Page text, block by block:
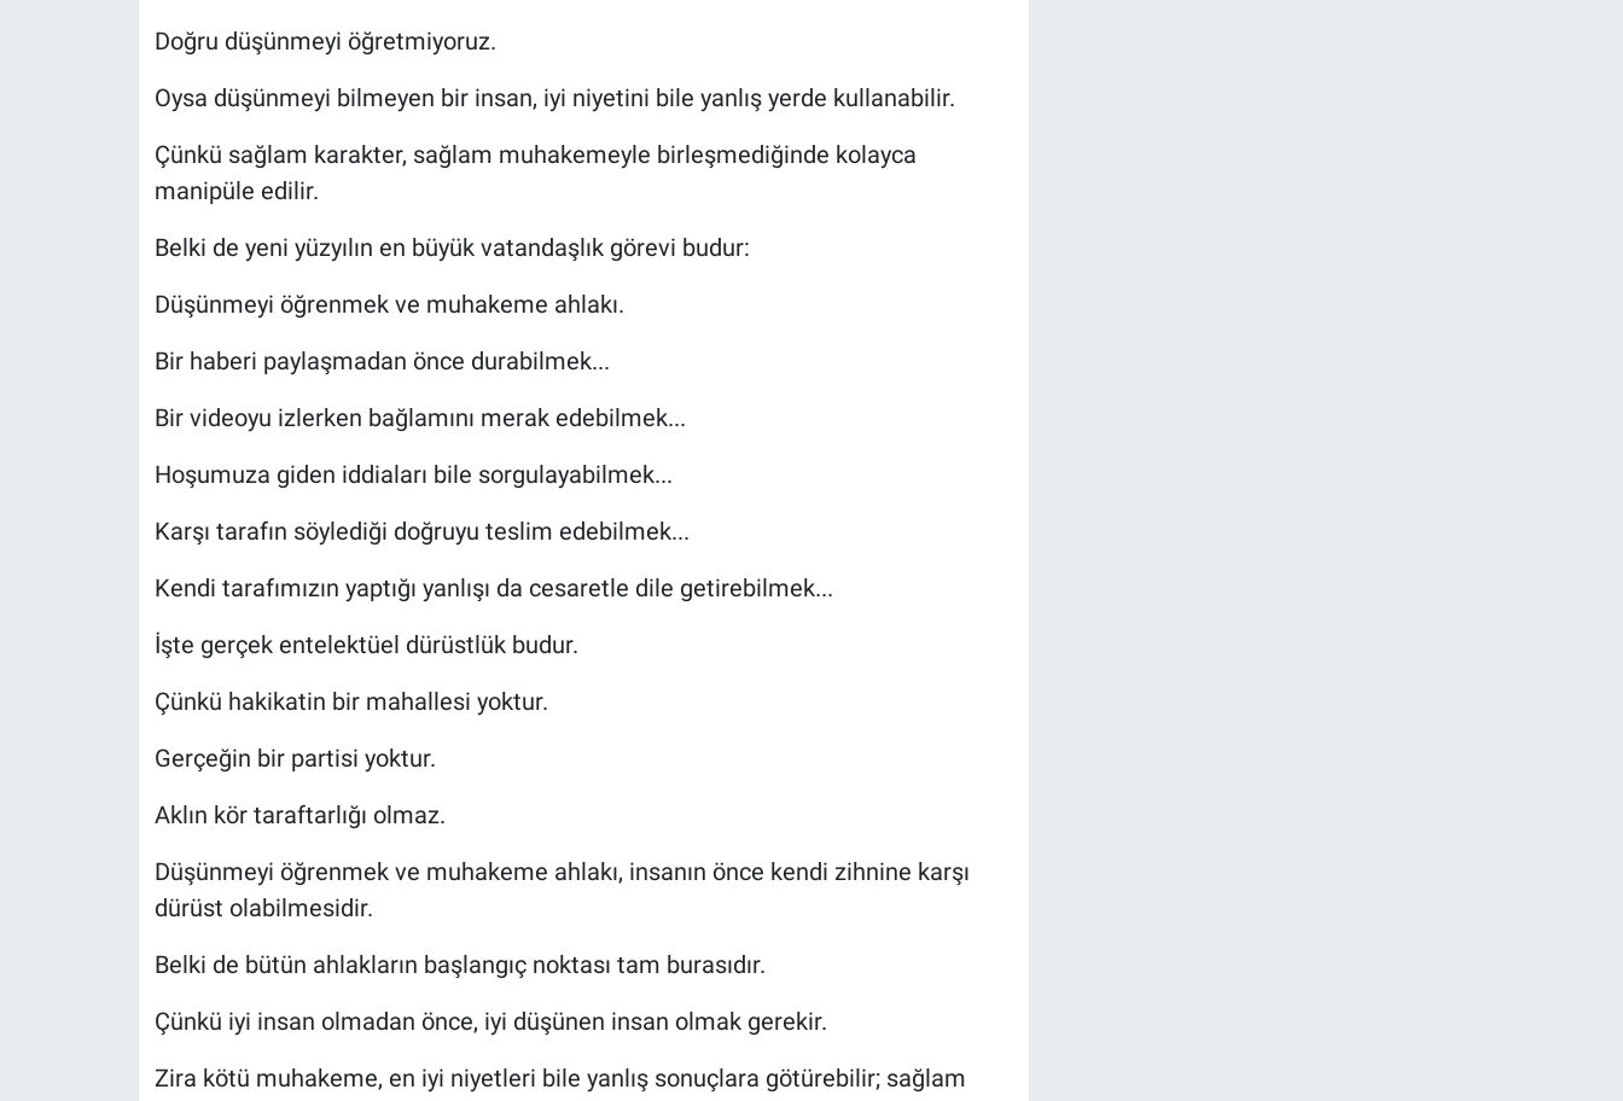
Doğru düşünmeyi öğretmiyoruz.
Oysa düşünmeyi bilmeyen bir insan, iyi niyetini bile yanlış yerde kullanabilir.
Çünkü sağlam karakter, sağlam muhakemeyle birleşmediğinde kolayca
manipüle edilir.
Belki de yeni yüzyılın en büyük vatandaşlık görevi budur:
Düşünmeyi öğrenmek ve muhakeme ahlakı.
Bir haberi paylaşmadan önce durabilmek...
Bir videoyu izlerken bağlamını merak edebilmek...
Hoşumuza giden iddiaları bile sorgulayabilmek...
Karşı tarafın söylediği doğruyu teslim edebilmek...
Kendi tarafımızın yaptığı yanlışı da cesaretle dile getirebilmek...
İşte gerçek entelektüel dürüstlük budur.
Çünkü hakikatin bir mahallesi yoktur.
Gerçeğin bir partisi yoktur.
Aklın kör taraftarlığı olmaz.
Düşünmeyi öğrenmek ve muhakeme ahlakı, insanın önce kendi zihnine karşı
dürüst olabilmesidir.
Belki de bütün ahlakların başlangıç noktası tam burasıdır.
Çünkü iyi insan olmadan önce, iyi düşünen insan olmak gerekir.
Zira kötü muhakeme, en iyi niyetleri bile yanlış sonuçlara götürebilir; sağlam